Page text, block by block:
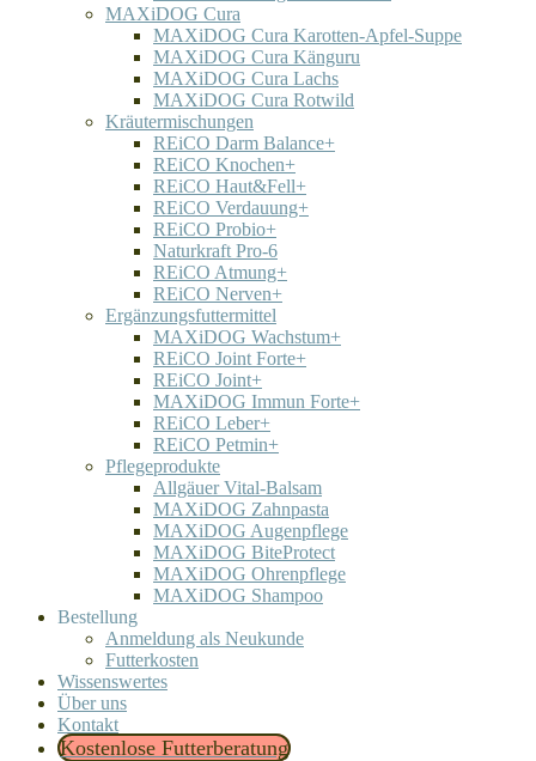
MAXiDOG Cura
MAXiDOG Cura Karotten-Apfel-Suppe
MAXiDOG Cura Känguru
MAXiDOG Cura Lachs
MAXiDOG Cura Rotwild
Kräutermischungen
REiCO Darm Balance+
REiCO Knochen+
REiCO Haut&Fell+
REiCO Verdauung+
REiCO Probio+
Naturkraft Pro-6
REiCO Atmung+
REiCO Nerven+
Ergänzungsfuttermittel
MAXiDOG Wachstum+
REiCO Joint Forte+
REiCO Joint+
MAXiDOG Immun Forte+
REiCO Leber+
REiCO Petmin+
Pflegeprodukte
Allgäuer Vital-Balsam
MAXiDOG Zahnpasta
MAXiDOG Augenpflege
MAXiDOG BiteProtect
MAXiDOG Ohrenpflege
MAXiDOG Shampoo
Bestellung
Anmeldung als Neukunde
Futterkosten
Wissenswertes
Über uns
Kontakt
Kostenlose Futterberatung